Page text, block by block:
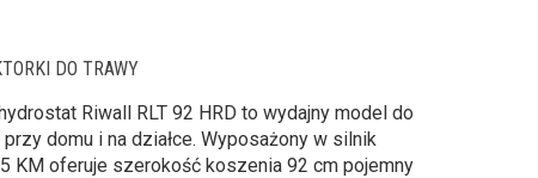
DO TRAWY
Riwall RLT 92 HRD to wydajny model do
domu i na działce. Wyposażony w silnik
KM oferuje szerokość koszenia 92 cm pojemny